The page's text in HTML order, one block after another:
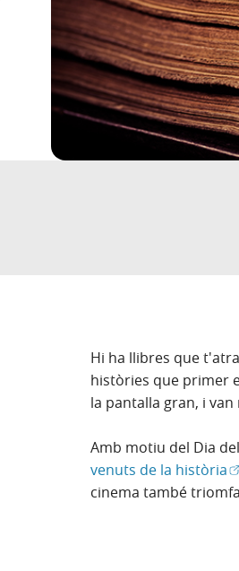
Hi ha llibres que
històries que primer
la pantalla gran, i
Amb motiu del Dia
venuts de la història
cinema també